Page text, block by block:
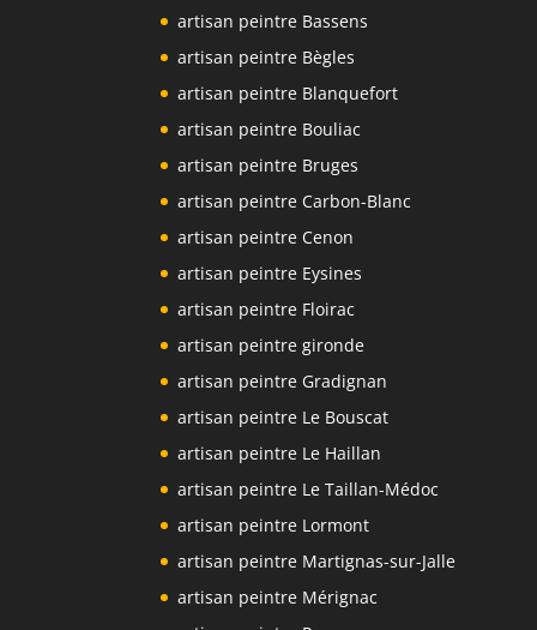
artisan peintre Bassens
artisan peintre Bègles
artisan peintre Blanquefort
artisan peintre Bouliac
artisan peintre Bruges
artisan peintre Carbon-Blanc
artisan peintre Cenon
artisan peintre Eysines
artisan peintre Floirac
artisan peintre gironde
artisan peintre Gradignan
artisan peintre Le Bouscat
artisan peintre Le Haillan
artisan peintre Le Taillan-Médoc
artisan peintre Lormont
artisan peintre Martignas-sur-Jalle
artisan peintre Mérignac